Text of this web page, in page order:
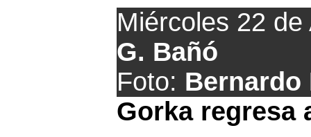
Miércoles 22
G. Bañó
Foto: Bernardo
Gorka regresa